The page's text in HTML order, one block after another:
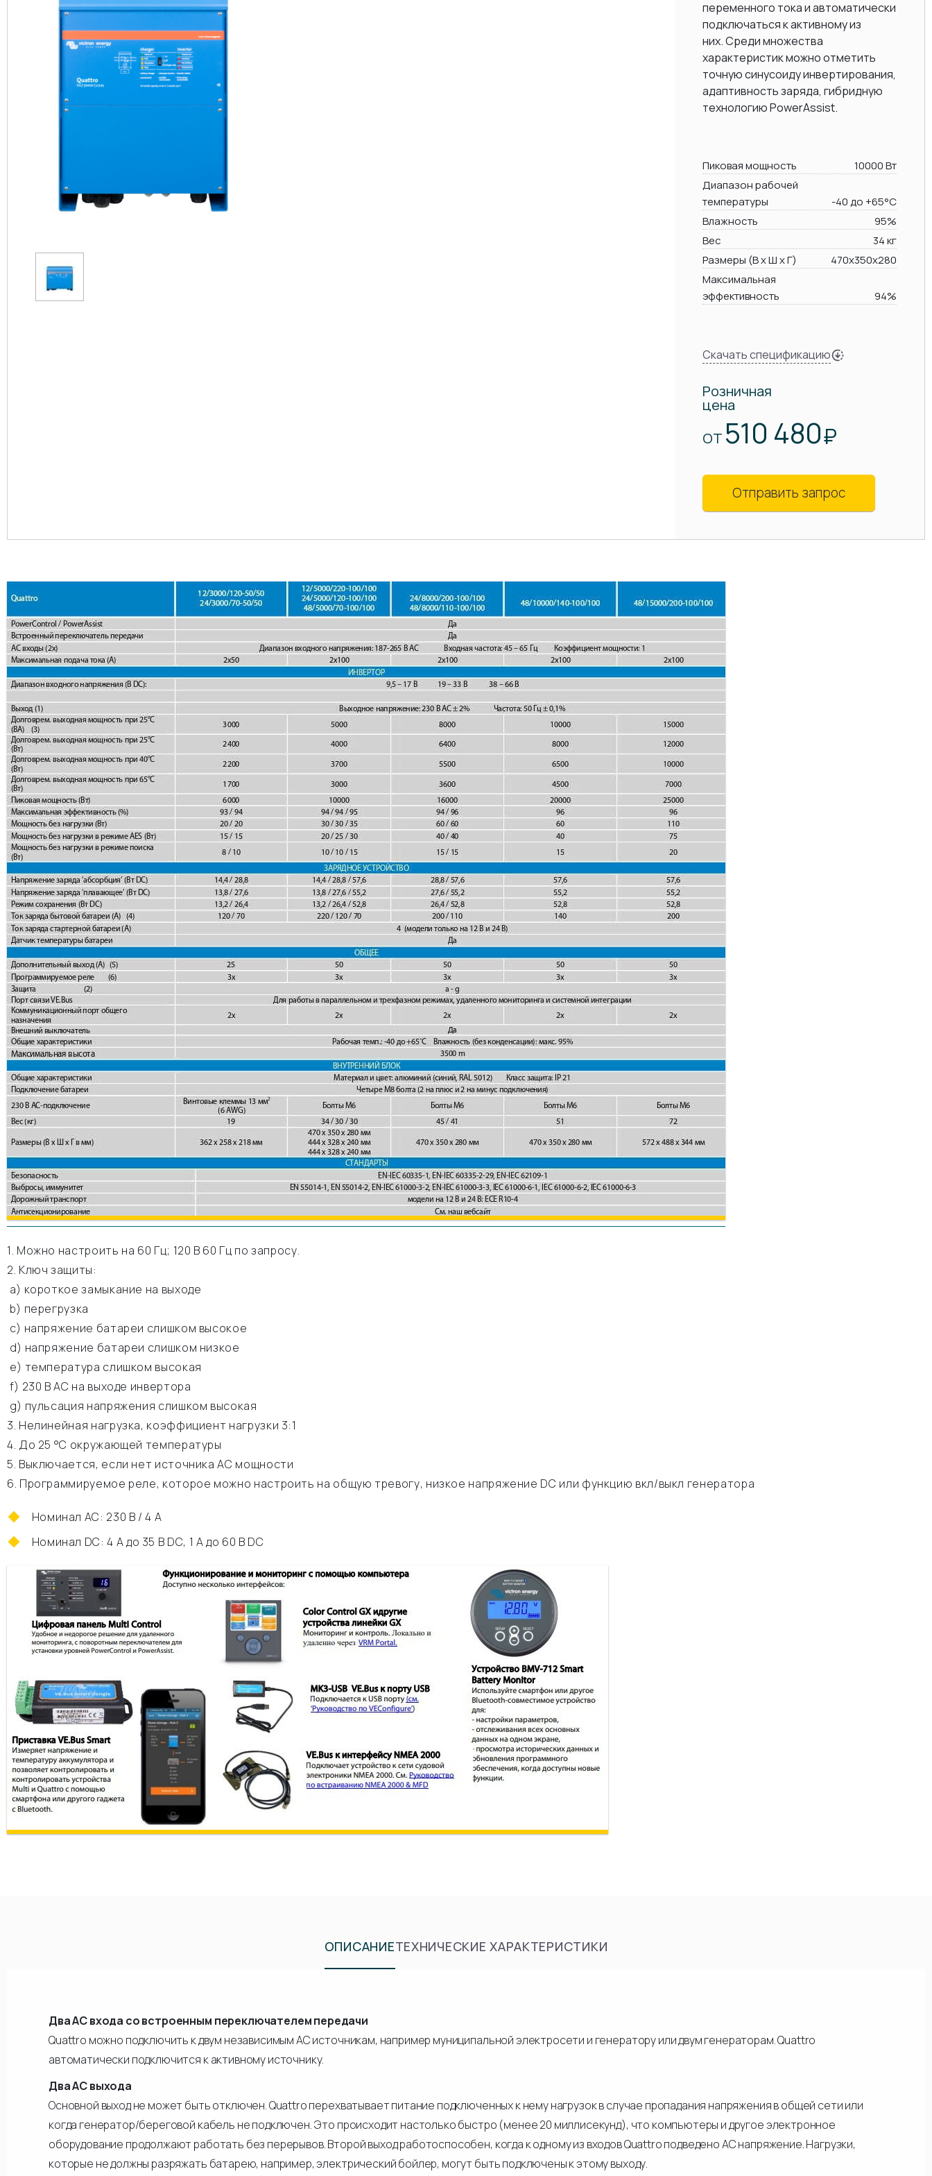
переменного тока и автоматически
подключаться к активному из
них. Среди множества
характеристик можно отметить
точную синусоиду инвертирования,
адаптивность заряда, гибридную
технологию PowerAssist.
Пиковая мощность
10000 Вт
Диапазон рабочей
температуры
-40 до +65°C
Влажность
95%
Вес
34 кг
Размеры (В х Ш х Г)
470x350x280
Максимальная
эффективность
94%
Скачать спецификацию
Розничная
цена
ОТ510 480₽
Отправить запрос
1. Можно настроить на 60 Гц; 120 В 60 Гц по запросу.
2. Ключ защиты:
а) короткое замыкание на выходе
b) перегрузка
c) напряжение батареи слишком высокое
d) напряжение батареи слишком низкое
e) температура слишком высокая
f) 230 В АС на выходе инвертора
g) пульсация напряжения слишком высокая
3. Нелинейная нагрузка, коэффициент нагрузки 3:1
4. До 25 °C окружающей температуры
5. Выключается, если нет источника АС мощности
6. Программируемое реле, которое можно настроить на общую тревогу, низкое напряжение DC или функцию вкл/выкл генератора
Номинал АС: 230 В / 4 A
Номинал DC: 4 A до 35 В DC, 1 A до 60 В DC
ОПИСАНИЕТЕХНИЧЕСКИЕ ХАРАКТЕРИСТИКИ
Два АС входа со встроенным переключателем передачи
Quattro можно подключить к двум независимым АС источникам, например муниципальной электросети и генератору или двум генераторам. Quattro
автоматически подключится к активному источнику.
Два АС выхода
Основной выход не может быть отключен. Quattro перехватывает питание подключенных к нему нагрузок в случае пропадания напряжения в общей сети или
когда генератор/береговой кабель не подключен. Это происходит настолько быстро (менее 20 миллисекунд), что компьютеры и другое электронное
оборудование продолжают работать без перерывов. Второй выход работоспособен, когда к одному из входов Quattro подведено АС напряжение. Нагрузки,
которые не должны разряжать батарею, например, электрический бойлер, могут быть подключены к этому выходу.